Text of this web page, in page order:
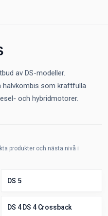
av DS-modeller.
halvkombis som kraftfulla
och hybridmotorer.
produkter och nästa nivå i
DS 5
DS 4 DS 4 Crossback